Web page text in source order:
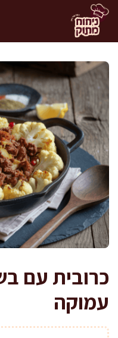
לדלג
לתוכן
כרובית עם
עמוקה